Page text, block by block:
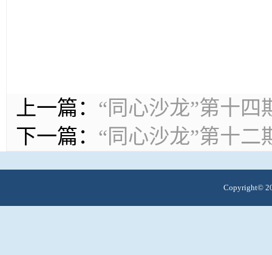
上一篇： “同心沙龙”第十四
下一篇： “同心沙龙”第十二
Copyright©